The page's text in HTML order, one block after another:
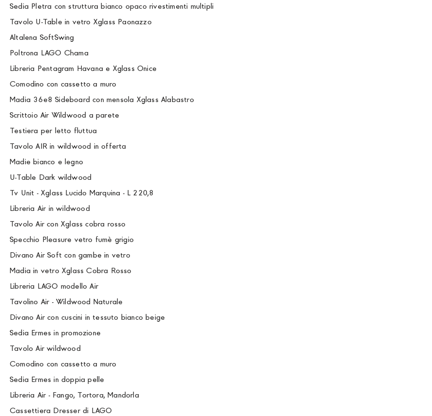
Sedia Pletra con struttura bianco opaco rivestimenti multipli
Tavolo U-Table in vetro Xglass Paonazzo
Altalena SoftSwing
Poltrona LAGO Chama
Libreria Pentagram Havana e Xglass Onice
Comodino con cassetto a muro
Madia 36e8 Sideboard con mensola Xglass Alabastro
Scrittoio Air Wildwood a parete
Testiera per letto fluttua
Tavolo AIR in wildwood in offerta
Madie bianco e legno
U-Table Dark wildwood
Tv Unit - Xglass Lucido Marquina - L 220,8
Libreria Air in wildwood
Tavolo Air con Xglass cobra rosso
Specchio Pleasure vetro fumè grigio
Divano Air Soft con gambe in vetro
Madia in vetro Xglass Cobra Rosso
Libreria LAGO modello Air
Tavolino Air - Wildwood Naturale
Divano Air con cuscini in tessuto bianco beige
Sedia Ermes in promozione
Tavolo Air wildwood
Comodino con cassetto a muro
Sedia Ermes in doppia pelle
Libreria Air - Fango, Tortora, Mandorla
Cassettiera Dresser di LAGO